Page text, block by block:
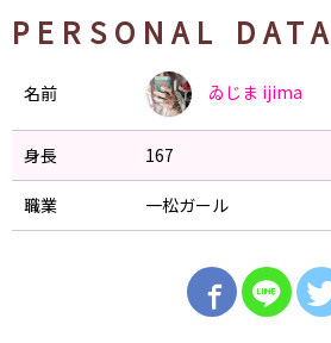
PERSONAL DATA
名前 ゐじま ijima
身長 167
職業 一松ガール